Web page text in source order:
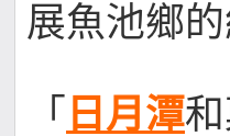
展魚池鄉
「 日月潭